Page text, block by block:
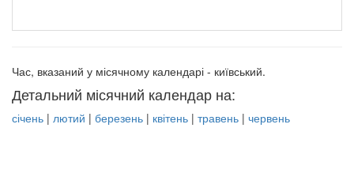
Час, вказаний у місячному календарі - київський.
Детальний місячний календар на:
січень | лютий | березень | квітень | травень | червень